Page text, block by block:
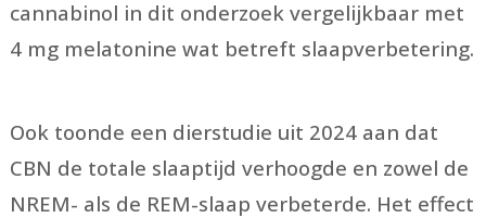
cannabinol in dit onderzoek vergelijkbaar met
4 mg melatonine wat betreft slaapverbetering.
Ook toonde een dierstudie uit 2024 aan dat
CBN de totale slaaptijd verhoogde en zowel de
NREM- als de REM-slaap verbeterde. Het effect